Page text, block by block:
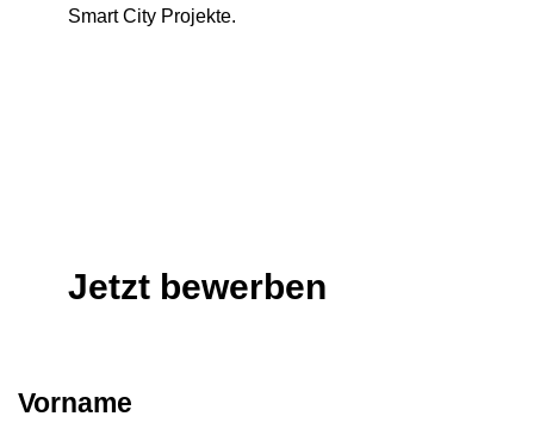
Smart City Projekte.
Jetzt bewerben
Vorname